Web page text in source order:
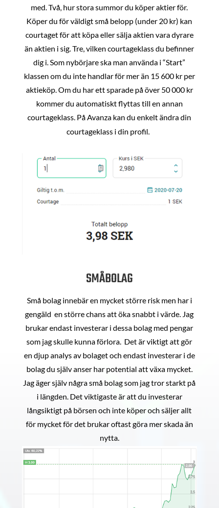
med. Två, hur stora summor du köper aktier för.
Köper du för väldigt små belopp (under 20 kr) kan
courtaget för att köpa eller sälja aktien vara dyrare
än aktien i sig. Tre, vilken courtageklass du befinner
dig i. Som nybörjare ska man använda i “Start”
klassen om du inte handlar för mer än 15 600 kr per
aktieköp. Om du har ett sparade på över 50 000 kr
kommer du automatiskt flyttas till en annan
courtageklass. På Avanza kan du enkelt ändra din
courtageklass i din profil.
SMÅBOLAG
Små bolag innebär en mycket större risk men har i
gengäld en större chans att öka snabbt i värde. Jag
brukar endast investerar i dessa bolag med pengar
som jag skulle kunna förlora. Det är viktigt att gör
en djup analys av bolaget och endast investerar i de
bolag du själv anser har potential att växa mycket.
Jag äger själv några små bolag som jag tror starkt på
i längden. Det viktigaste är att du investerar
långsiktigt på börsen och inte köper och säljer allt
för mycket för det brukar oftast göra mer skada än
nytta.